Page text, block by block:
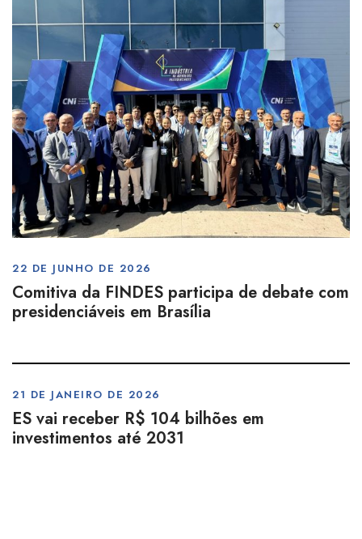
22 DE JUNHO DE 2026
Comitiva da FINDES participa de debate com
presidenciáveis em Brasília
21 DE JANEIRO DE 2026
ES vai receber R$ 104 bilhões em
investimentos até 2031